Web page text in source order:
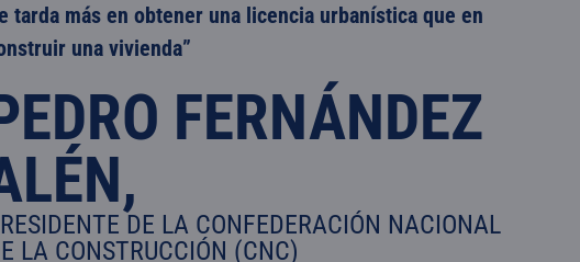
tarda más en obtener una licencia urbanística que en
una vivienda”
FERNÁNDEZ
DE LA CONFEDERACIÓN NACIONAL
LA CONSTRUCCIÓN (CNC)